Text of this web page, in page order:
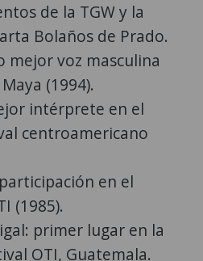
de la TGW y la
Bolaños de Prado.
mejor voz masculina
(1994).
intérprete en el
centroamericano
en el
(1985).
primer lugar en la
OTI, Guatemala.